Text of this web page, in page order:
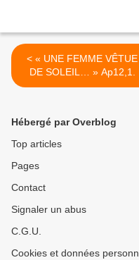
< « UNE FEMME VÊTUE
DE SOLEIL… » Ap12,1.
Hébergé par Overblog
Top articles
Pages
Contact
Signaler un abus
C.G.U.
Cookies et données